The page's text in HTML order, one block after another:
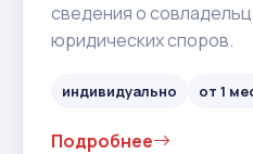
сведения о
юридических споров.
индивидуально от 1
Подробнее